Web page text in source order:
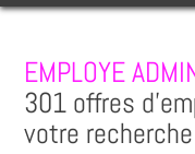
EMPLOYE
301 offres
votre recherche